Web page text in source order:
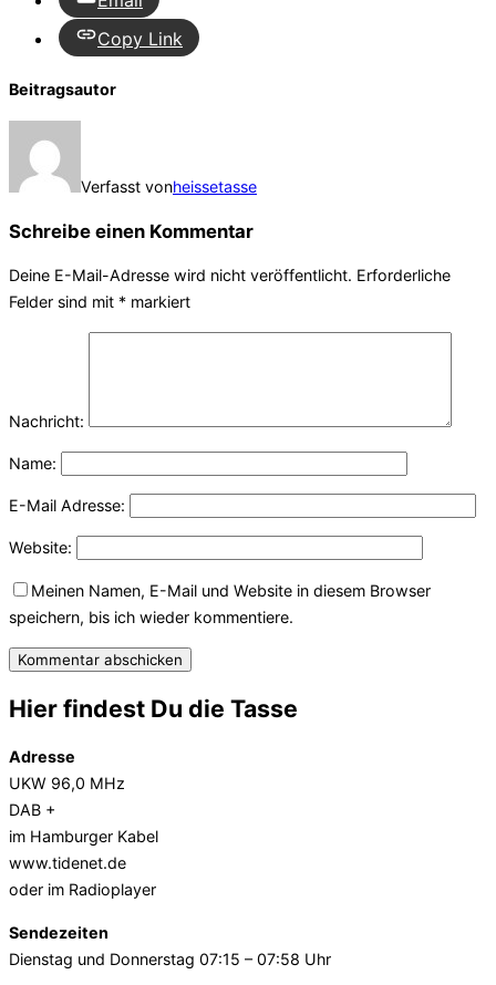
Copy Link
Beitragsautor
Verfasst vonheissetasse
Schreibe einen Kommentar
Deine E-Mail-Adresse wird nicht veröffentlicht. Erforderliche
Felder sind mit * markiert
Nachricht:
Name:
E-Mail Adresse:
Website:
Meinen Namen, E-Mail und Website in diesem Browser
speichern, bis ich wieder kommentiere.
Hier findest Du die Tasse
Adresse
UKW 96,0 MHz
DAB +
im Hamburger Kabel
www.tidenet.de
oder im Radioplayer
Sendezeiten
Dienstag und Donnerstag 07:15 – 07:58 Uhr